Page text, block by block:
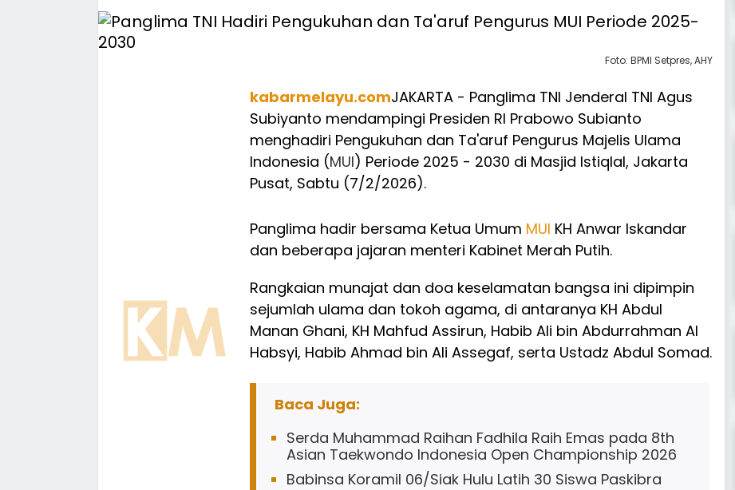
Foto: BPMI Setpres, AHY
kabarmelayu.comJAKARTA - Panglima TNI Jenderal TNI Agus
Subiyanto mendampingi Presiden RI Prabowo Subianto
menghadiri Pengukuhan dan Ta'aruf Pengurus Majelis Ulama
Indonesia (MUI) Periode 2025 - 2030 di Masjid Istiqlal, Jakarta
Pusat, Sabtu (7/2/2026).
Panglima hadir bersama Ketua Umum MUI KH Anwar Iskandar
dan beberapa jajaran menteri Kabinet Merah Putih.
Rangkaian munajat dan doa keselamatan bangsa ini dipimpin
sejumlah ulama dan tokoh agama, di antaranya KH Abdul
Manan Ghani, KH Mahfud Assirun, Habib Ali bin Abdurrahman Al
Habsyi, Habib Ahmad bin Ali Assegaf, serta Ustadz Abdul Somad.
Baca Juga:
Serda Muhammad Raihan Fadhila Raih Emas pada 8th
Asian Taekwondo Indonesia Open Championship 2026
Babinsa Koramil 06/Siak Hulu Latih 30 Siswa Paskibra